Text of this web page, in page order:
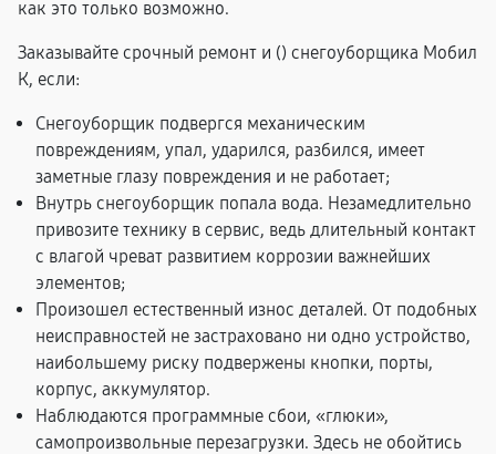
как это только возможно.
Заказывайте срочный ремонт и () снегоуборщика Мобил
К, если:
Снегоуборщик подвергся механическим
повреждениям, упал, ударился, разбился, имеет
заметные глазу повреждения и не работает;
Внутрь снегоуборщик попала вода. Незамедлительно
привозите технику в сервис, ведь длительный контакт
с влагой чреват развитием коррозии важнейших
элементов;
Произошел естественный износ деталей. От подобных
неисправностей не застраховано ни одно устройство,
наибольшему риску подвержены кнопки, порты,
корпус, аккумулятор.
Наблюдаются программные сбои, «глюки»,
самопроизвольные перезагрузки. Здесь не обойтись